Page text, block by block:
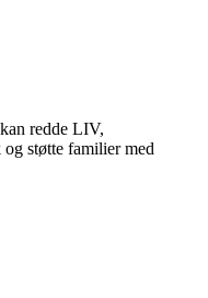
redde LIV,
støtte familier med